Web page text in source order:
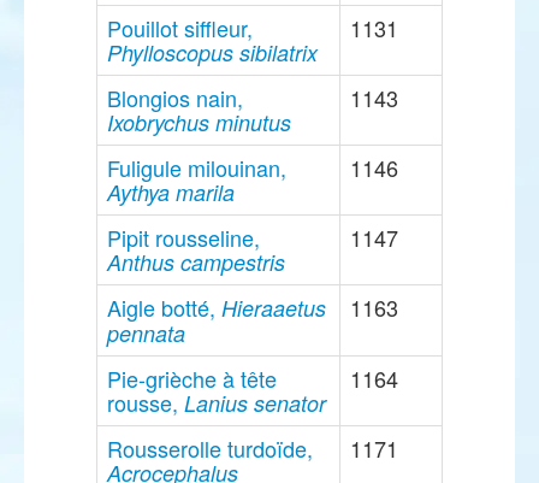
Pouillot siffleur,
Phylloscopus sibilatrix
1131
Blongios nain,
Ixobrychus minutus
1143
Fuligule milouinan,
Aythya marila
1146
Pipit rousseline,
Anthus campestris
1147
Aigle botté, Hieraaetus
pennata
1163
Pie-grièche à tête
rousse, Lanius senator
1164
Rousserolle turdoïde,
Acrocephalus
1171